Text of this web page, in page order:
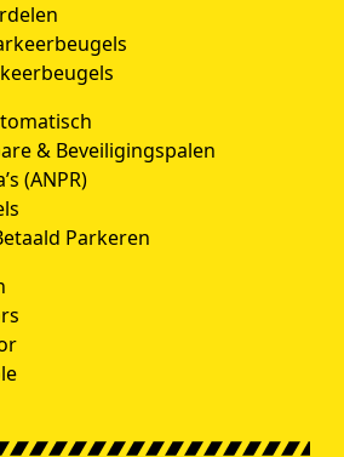
& Beveiligingspalen
(ANPR)
Parkeren